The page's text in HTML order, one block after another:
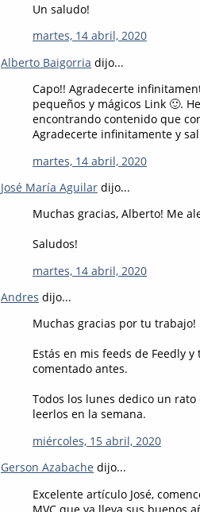
Un saludo!
martes, 14 abril, 2020
Alberto Baigorria dijo...
Capo!! Agradecerte
pequeños y mágicos Link 🙂.
encontrando contenido que
Agradecerte infinitamente y
martes, 14 abril, 2020
José María Aguilar dijo...
Muchas gracias, Alberto! Me
Saludos!
martes, 14 abril, 2020
Andres dijo...
Muchas gracias por tu trabajo!
Estás en mis feeds de Feedly
comentado antes.
Todos los lunes dedico un
leerlos en la semana.
miércoles, 15 abril, 2020
Gerson Azabache dijo...
Excelente artículo José,
MVC que ya lleva sus buenos